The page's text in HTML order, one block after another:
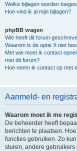
Welke bijlagen worden
Hoe vind ik al mijn bijlagen?
phpBB vragen
Wie heeft dit forum
Waarom is de optie X niet
Met wie moet ik contact
met dit forum?
Hoe neem ik contact op met
Aanmeld- en
Waarom moet ik me
De beheerder heeft
berichten te plaatsen.
functies gebruiken. Zo
sturen, andere